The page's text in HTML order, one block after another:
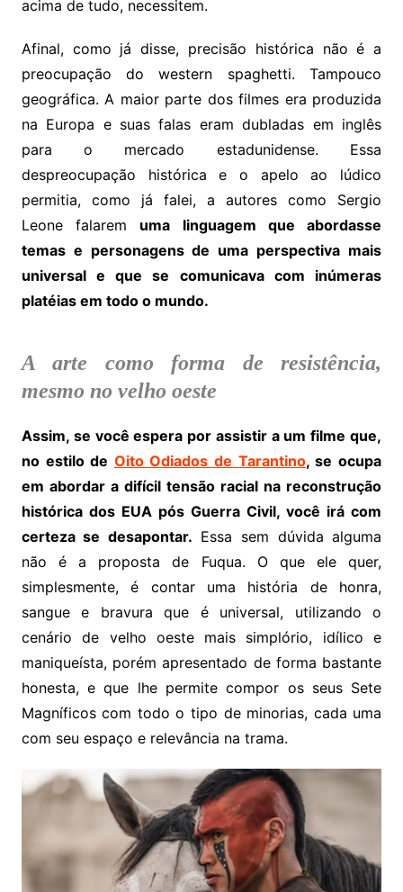
acima de tudo, necessitem.
Afinal, como já disse, precisão histórica não é a
preocupação do western spaghetti. Tampouco
geográfica. A maior parte dos filmes era produzida
na Europa e suas falas eram dubladas em inglês
para o mercado estadunidense. Essa
despreocupação histórica e o apelo ao lúdico
permitia, como já falei, a autores como Sergio
Leone falarem uma linguagem que abordasse
temas e personagens de uma perspectiva mais
universal e que se comunicava com inúmeras
platéias em todo o mundo.
A arte como forma de resistência,
mesmo no velho oeste
Assim, se você espera por assistir a um filme que,
no estilo de Oito Odiados de Tarantino, se ocupa
em abordar a difícil tensão racial na reconstrução
histórica dos EUA pós Guerra Civil, você irá com
certeza se desapontar. Essa sem dúvida alguma
não é a proposta de Fuqua. O que ele quer,
simplesmente, é contar uma história de honra,
sangue e bravura que é universal, utilizando o
cenário de velho oeste mais simplório, idílico e
maniqueísta, porém apresentado de forma bastante
honesta, e que lhe permite compor os seus Sete
Magníficos com todo o tipo de minorias, cada uma
com seu espaço e relevância na trama.